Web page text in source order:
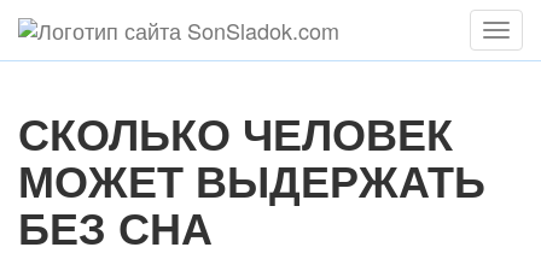
Меню
СКОЛЬКО ЧЕЛОВЕК
МОЖЕТ ВЫДЕРЖАТЬ
БЕЗ СНА